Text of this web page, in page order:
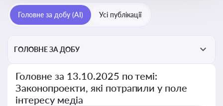
прийняття цих проектів пишуть в медіа. Які проекти
викликають найбільше критики
Головне за добу (AI) Усі публікації
ГОЛОВНЕ ЗА ДОБУ
Головне за 13.10.2025 по темі:
Законопроекти, які потрапили у поле
інтересу медіа